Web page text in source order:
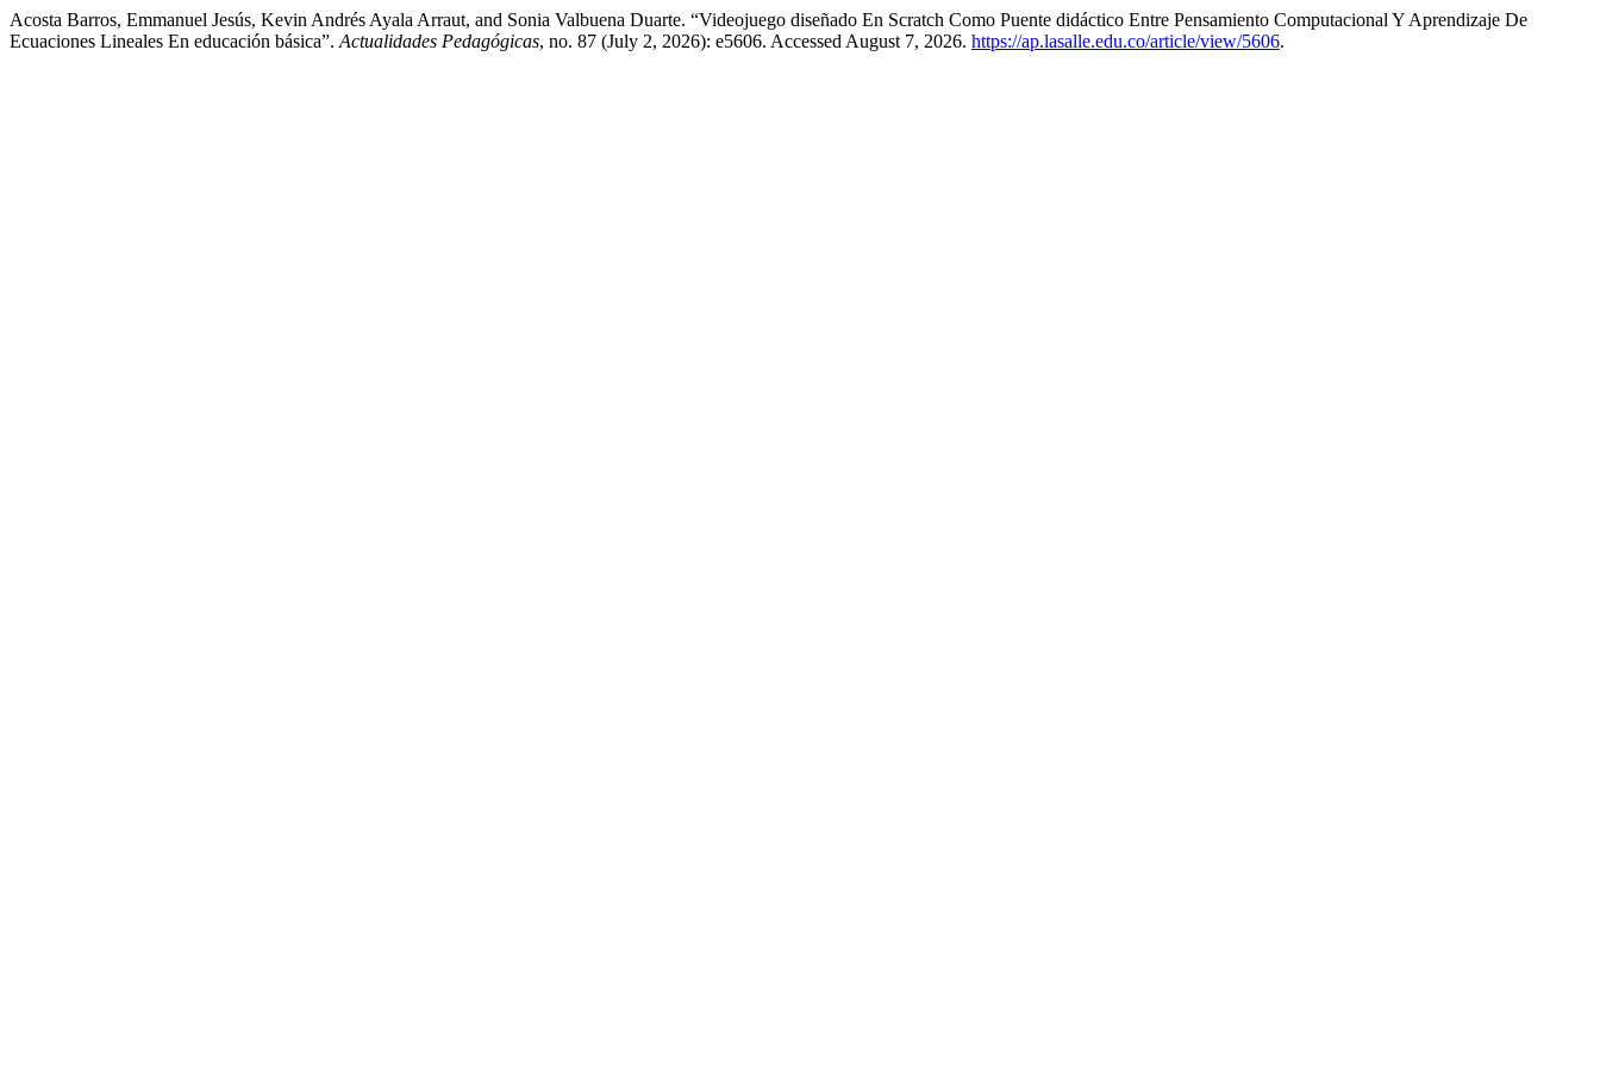
Acosta Barros, Emmanuel Jesús, Kevin Andrés Ayala Arraut, and Sonia Valbuena Duarte. “Videojuego diseñado En Scratch Como Puente didáctico Entre Pensamiento Computacional Y Aprendizaje De
Ecuaciones Lineales En educación básica”. Actualidades Pedagógicas, no. 87 (July 2, 2026): e5606. Accessed August 7, 2026. https://ap.lasalle.edu.co/article/view/5606.